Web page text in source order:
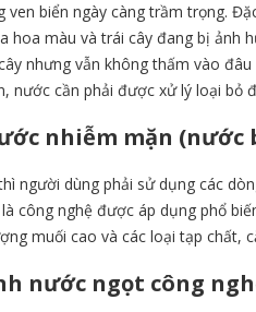
biển ngày càng trầm trọng.
màu và trái cây đang bị
nhưng vẫn không thấm vào
nước cần phải được xử lý loại bỏ
nhiễm mặn (nước
người dùng phải sử dụng các
công nghệ được áp dụng phổ
muối cao và các loại tạp chất,
nước ngọt công